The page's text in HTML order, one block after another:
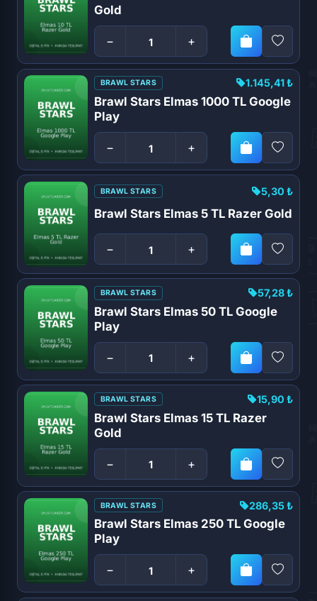
Gold
− +
BRAWL STARS
Brawl Stars Elmas 1000 TL Google
Play
− +
1.145,41 ₺
BRAWL STARS
Brawl Stars Elmas 5 TL Razer Gold
− +
5,30 ₺
BRAWL STARS
Brawl Stars Elmas 50 TL Google
Play
− +
57,28 ₺
BRAWL STARS
Brawl Stars Elmas 15 TL Razer
Gold
− +
15,90 ₺
BRAWL STARS
Brawl Stars Elmas 250 TL Google
Play
− +
286,35 ₺